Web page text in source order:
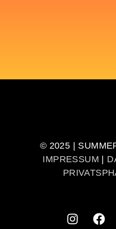
© 2025 |
IMPRESSUM